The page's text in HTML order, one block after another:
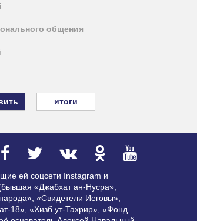
общения
итоги
ей соцсети Instagram и
«Джабхат ан-Нусра»,
«Свидетели Иеговы»,
18», «Хизб ут-Тахрир», «Фонд